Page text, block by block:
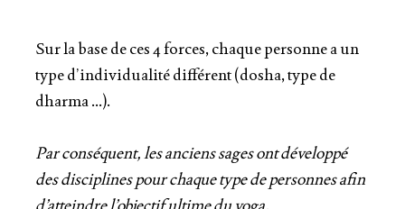
Sur la base de ces 4 forces, chaque personne a un
type d’individualité différent (dosha, type de
dharma …).
Par conséquent, les anciens sages ont développé
des disciplines pour chaque type de personnes afin